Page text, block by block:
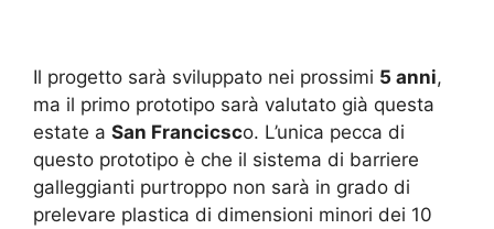
Il progetto sarà sviluppato nei prossimi 5 anni,
ma il primo prototipo sarà valutato già questa
estate a San Francicsco. L’unica pecca di
questo prototipo è che il sistema di barriere
galleggianti purtroppo non sarà in grado di
prelevare plastica di dimensioni minori dei 10